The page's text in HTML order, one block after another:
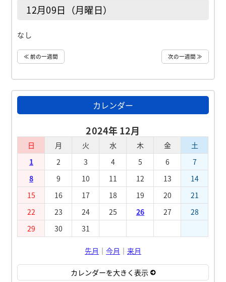
12月09日（月曜日）
なし
≪ 前の一週間 次の一週間 ≫
カレンダー
2024年 12月
日 月 火 水 木 金
土
1
2 3 4 5 6
7
8
9 10 11 12 13
14
15
16 17 18 19 20
21
22
23 24 25 26 27
28
29
30 31
先月 ｜ 今月 ｜ 来月
カレンダーを大きく表示